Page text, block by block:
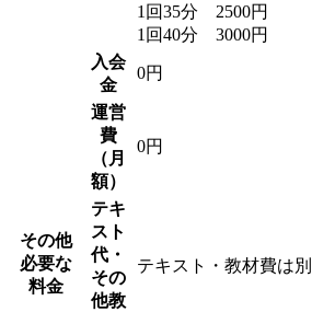
1回35分 2500円
1回40分 3000円
その他
必要な
料金
入会
金
0円
運営
費
（月
額）
0円
テキ
スト
代・
その
他教
テキスト・教材費は